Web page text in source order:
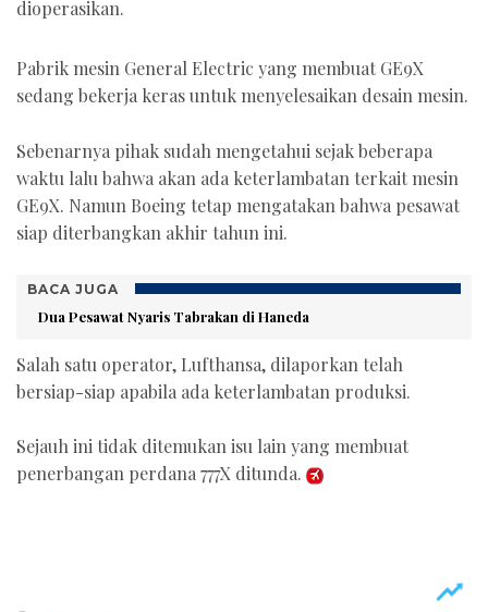
dioperasikan.
Pabrik mesin General Electric yang membuat GE9X
sedang bekerja keras untuk menyelesaikan desain mesin.
Sebenarnya pihak sudah mengetahui sejak beberapa
waktu lalu bahwa akan ada keterlambatan terkait mesin
GE9X. Namun Boeing tetap mengatakan bahwa pesawat
siap diterbangkan akhir tahun ini.
BACA JUGA
Dua Pesawat Nyaris Tabrakan di Haneda
Salah satu operator, Lufthansa, dilaporkan telah
bersiap-siap apabila ada keterlambatan produksi.
Sejauh ini tidak ditemukan isu lain yang membuat
penerbangan perdana 777X ditunda.